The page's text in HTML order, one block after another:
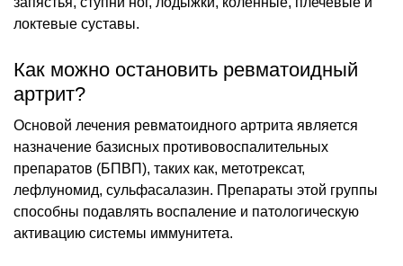
локтевые суставы.
Как можно остановить ревматоидный
артрит?
Основой лечения ревматоидного артрита является
назначение базисных противовоспалительных
препаратов (БПВП), таких как, метотрексат,
лефлуномид, сульфасалазин. Препараты этой группы
способны подавлять воспаление и патологическую
активацию системы иммунитета.